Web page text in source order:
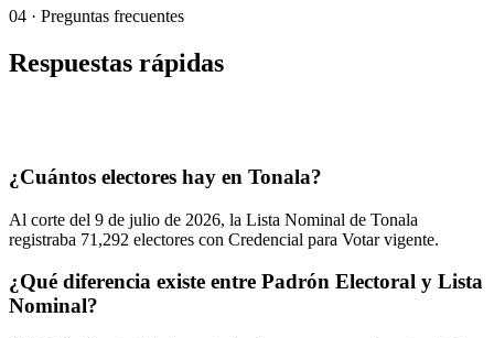
04 · Preguntas frecuentes
Respuestas rápidas
¿Cuántos electores hay en Tonala?
Al corte del 9 de julio de 2026, la Lista Nominal de Tonala
registraba 71,292 electores con Credencial para Votar vigente.
¿Qué diferencia existe entre Padrón Electoral y Lista
Nominal?